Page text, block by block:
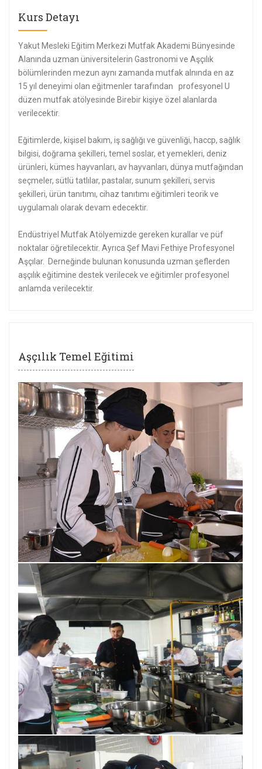
Kurs Detayı
Yakut Mesleki Eğitim Merkezi Mutfak Akademi Bünyesinde
Alanında uzman üniversitelerin Gastronomi ve Aşçılık
bölümlerinden mezun aynı zamanda mutfak alnında en az
15 yıl deneyimi olan eğitmenler tarafından profesyonel U
düzen mutfak atölyesinde Birebir kişiye özel alanlarda
verilecektir.
Eğitimlerde, kişisel bakım, iş sağlığı ve güvenliği, haccp, sağlık
bilgisi, doğrama şekilleri, temel soslar, et yemekleri, deniz
ürünleri, kümes hayvanları, av hayvanları, dünya mutfağından
seçmeler, sütlü tatlılar, pastalar, sunum şekilleri, servis
şekilleri, ürün tanıtımı, cihaz tanıtımı eğitimleri teorik ve
uygulamalı olarak devam edecektir.
Endüstriyel Mutfak Atölyemizde gereken kurallar ve püf
noktalar öğretilecektir. Ayrıca Şef Mavi Fethiye Profesyonel
Aşçılar. Derneğinde bulunan konusunda uzman şeflerden
aşçılık eğitimine destek verilecek ve eğitimler profesyonel
anlamda verilecektir.
Aşçılık Temel Eğitimi